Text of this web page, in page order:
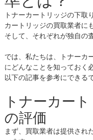
トナーカートリッジの下取
カートリッジの買取業者に
そして、それぞれが独自の
では、私たちは、トナーカ
にどんなことを知っておく
以下の記事を参考にできる
トナーカー
の評価
まず、買取業者は提供され